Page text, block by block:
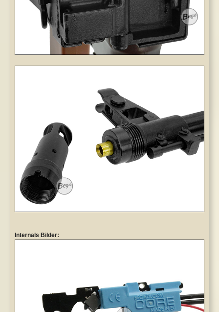
Internals Bilder: